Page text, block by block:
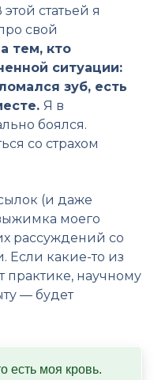
статьей я
свой
тем, кто
ситуации:
зуб, есть
Я в
боялся.
со страхом
(и даже
моего
рассуждений со
какие-то из
практике, научному
— будет
есть моя кровь.